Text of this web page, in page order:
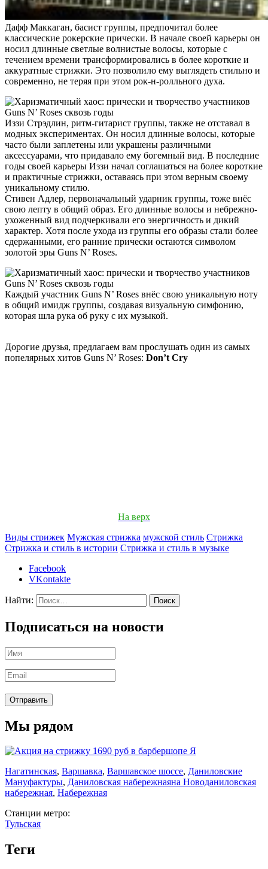
Дафф Маккаган, басист группы, предпочитал более
классические рокерские прически. В начале своей карьеры он
носил длинные светлые волнистые волосы, которые с
течением времени трансформировались в более короткие и
аккуратные стрижки. Это позволило ему выглядеть стильно и
современно, не теряя при этом рок-н-ролльного духа.
Иззи Стрэдлин, ритм-гитарист группы, также не отставал в
модных экспериментах. Он носил длинные волосы, которые
часто были заплетены или украшены различными
аксессуарами, что придавало ему богемный вид. В последние
годы своей карьеры Иззи начал соглашаться на более короткие
и практичные стрижки, оставаясь при этом верным своему
уникальному стилю.
Стивен Адлер, первоначальный ударник группы, тоже внёс
свою лепту в общий образ. Его длинные волосы и небрежно-
ухоженный вид подчеркивали его энергичность и дикий
характер. Хотя после ухода из группы его образы стали более
сдержанными, его ранние прически остаются символом
золотой эры Guns N’ Roses.
Каждый участник Guns N’ Roses внёс свою уникальную ноту
в общий имидж группы, создавая визуальную симфонию,
которая шла рука об руку с их музыкой.
Дорогие друзья, предлагаем вам прослушать один из самых
попeлярных хитов Guns N’ Roses: Don’t Cry
На верх
Виды стрижек Мужская стрижка мужской стиль Стрижка
Стрижка и стиль в истории Стрижка и стиль в музыке
Facebook
VKontakte
Найти:
Подписаться на новости
Мы рядом
Нагатинская, Варшавка, Варшавское шоссе, Даниловские
Мануфактуры, Даниловская набережнаяна Новоданиловская
набережная, Набережная
Станции метро:
Тульская
Теги